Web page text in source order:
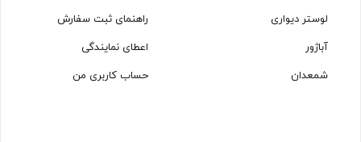
لوستر دیواری
آباژور
شمعدان
راهنمای ثبت سفارش
اعطای نمایندگی
حساب کاربری من